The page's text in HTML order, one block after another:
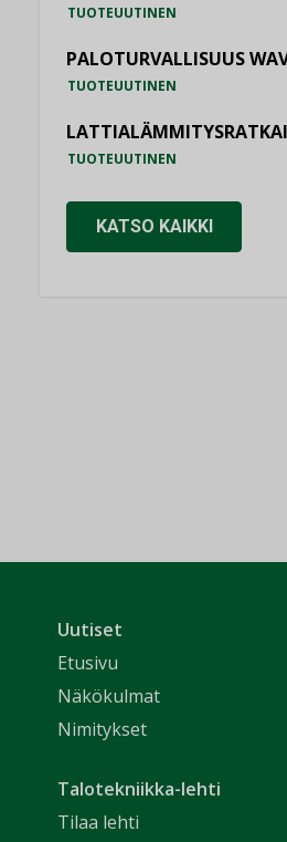
TUOTEUUTINEN
PALOTURVALLISUUS
TUOTEUUTINEN
TUOTEUUTINEN
KATSO KAIKKI
Uutiset
Etusivu
Näkökulmat
Nimitykset
Talotekniikka-lehti
Tilaa lehti